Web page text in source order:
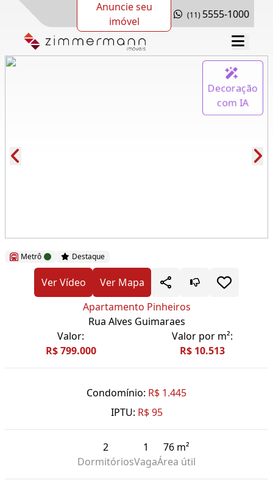
Anuncie seu
imóvel
(11) 5555-1000
Decoração
com IA
Metrô Destaque
Ver Vídeo
Ver Mapa
Apartamento Pinheiros
Rua Alves Guimaraes
Valor:
R$ 799.000
Valor por m²:
R$ 10.513
Condomínio: R$ 1.445
IPTU: R$ 95
2
Dormitórios
1
Vaga
76 m²
Área útil